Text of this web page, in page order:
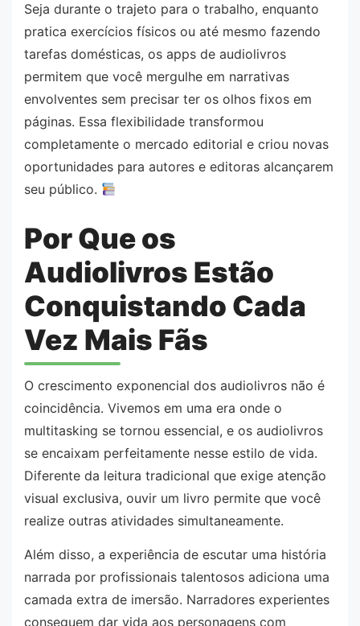
Seja durante o trajeto para o trabalho, enquanto
pratica exercícios físicos ou até mesmo fazendo
tarefas domésticas, os apps de audiolivros
permitem que você mergulhe em narrativas
envolventes sem precisar ter os olhos fixos em
páginas. Essa flexibilidade transformou
completamente o mercado editorial e criou novas
oportunidades para autores e editoras alcançarem
seu público.
Por Que os
Audiolivros Estão
Conquistando Cada
Vez Mais Fãs
O crescimento exponencial dos audiolivros não é
coincidência. Vivemos em uma era onde o
multitasking se tornou essencial, e os audiolivros
se encaixam perfeitamente nesse estilo de vida.
Diferente da leitura tradicional que exige atenção
visual exclusiva, ouvir um livro permite que você
realize outras atividades simultaneamente.
Além disso, a experiência de escutar uma história
narrada por profissionais talentosos adiciona uma
camada extra de imersão. Narradores experientes
conseguem dar vida aos personagens com